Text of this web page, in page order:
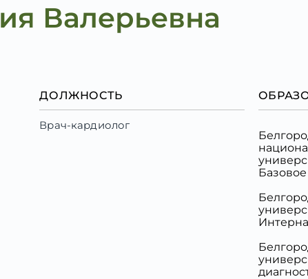
Валерьевна
ДОЛЖНОСТЬ
Врач-кардиолог
Базовое